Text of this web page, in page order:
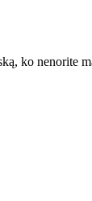
ko nenorite